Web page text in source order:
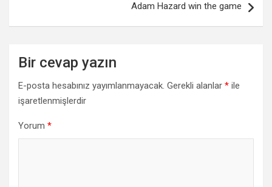
Adam Hazard win the game
Bir cevap yazın
E-posta hesabınız yayımlanmayacak. Gerekli alanlar * ile
işaretlenmişlerdir
Yorum *